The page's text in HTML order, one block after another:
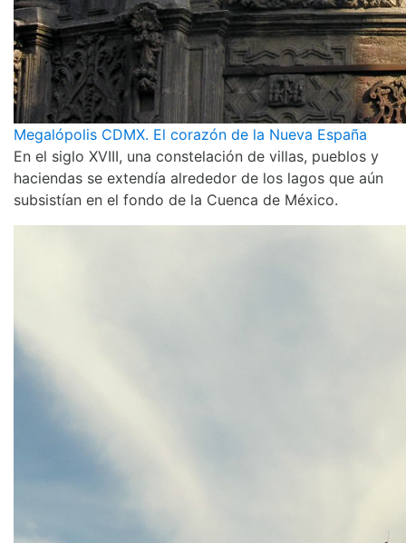
Megalópolis CDMX. El corazón de la Nueva España
En el siglo XVIII, una constelación de villas, pueblos y
haciendas se extendía alrededor de los lagos que aún
subsistían en el fondo de la Cuenca de México.